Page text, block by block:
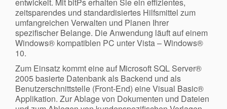
zeitsparendes und standardisiertes Hilfsmittel zum
umfangreichen Verwalten und Planen Ihrer
spezifischer Belange. Die Anwendung läuft auf einem
Windows® kompatiblen PC unter Vista – Windows®
10.
Zum Einsatz kommt eine auf Microsoft SQL Server®
2005 basierte Datenbank als Backend und als
Benutzerschnittstelle (Front-End) eine Visual Basic®
Applikation. Zur Ablage von Dokumenten und Dateien